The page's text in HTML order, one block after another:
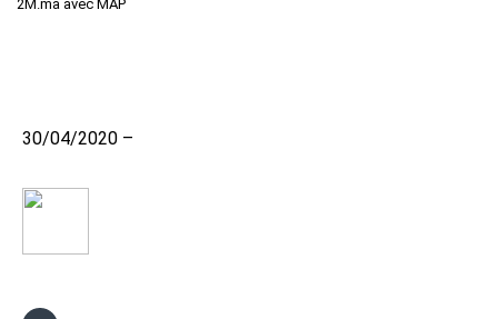
2M.ma avec MAP
30/04/2020 –